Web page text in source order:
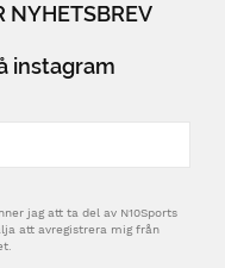
NYHETSBREV
instagram
jag att ta del av N10Sports
att avregistrera mig från